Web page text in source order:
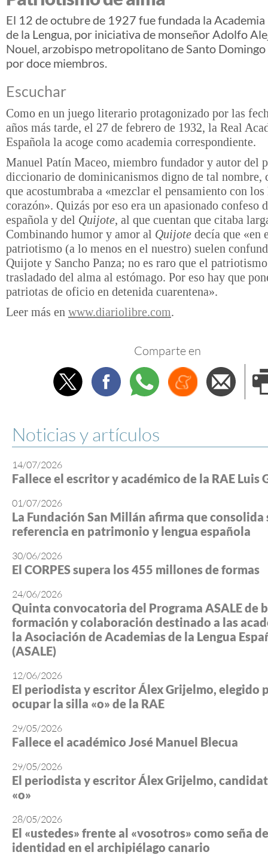
El 12 de octubre de 1927 fue fundada la
de la Lengua, por iniciativa de monseñor Adolfo
Nouel, arzobispo metropolitano de Santo
por doce miembros.
Escuchar
Como en un juego literario protagonizado por las
años más tarde, el 27 de febrero de 1932, la Real
Española la acoge como academia correspondiente.
Manuel Patín Maceo, miembro fundador y autor del
diccionario de dominicanismos digno de tal nombre,
que acostumbraba a «mezclar el pensamiento con
corazón». Quizás por eso era un apasionado confeso
española y del Quijote, al que cuentan que citaba
Combinando humor y amor al Quijote decía que «en
patriotismo (a lo menos en el nuestro) suelen
Quijote y Sancho Panza; no es raro que el
trasladado del alma al estómago. Por eso hay que
patriotas de oficio en detenida cuarentena».
Leer más en www.diariolibre.com.
Comparte en
TwitterFacebookWhatsappMenéame
Noticias y artículos
14/07/2026
Fallece el escritor y académico de la RAE Luis
01/07/2026
La Fundación San Millán afirma que consolida
referencia en patrimonio y lengua española
30/06/2026
El CORPES supera los 455 millones de formas
24/06/2026
Quinta convocatoria del Programa ASALE de
formación y colaboración destinado a las
la Asociación de Academias de la Lengua
(ASALE)
12/06/2026
El periodista y escritor Álex Grijelmo, elegido
ocupar la silla «o» de la RAE
29/05/2026
Fallece el académico José Manuel Blecua
29/05/2026
El periodista y escritor Álex Grijelmo,
«o»
28/05/2026
El «ustedes» frente al «vosotros» como seña de
identidad en el archipiélago canario